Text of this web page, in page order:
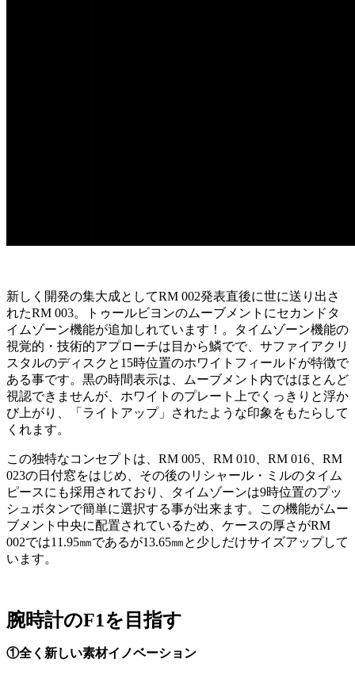
新しく開発の集大成としてRM 002発表直後に世に送り出さ
れたRM 003。トゥールビヨンのムーブメントにセカンドタ
イムゾーン機能が追加しれています！。タイムゾーン機能の
視覚的・技術的アプローチは目から鱗でで、サファイアクリ
スタルのディスクと15時位置のホワイトフィールドが特徴で
ある事です。黒の時間表示は、ムーブメント内ではほとんど
視認できませんが、ホワイトのプレート上でくっきりと浮か
び上がり、「ライトアップ」されたような印象をもたらして
くれます。
この独特なコンセプトは、 RM 005 RM 010 RM 016
RM
023の日付窓をはじめ、その後のリシャール・ミルのタイム
ピースにも採用されており、タイムゾーンは9時位置のプッ
シュボタンで簡単に選択する事が出来ます。この機能がムー
ブメント中央に配置されているため、ケースの厚さがRM
002では11.95㎜であるが13.65㎜と少しだけサイズアップして
います。
腕時計のF1を目指す
①全く新しい素材イノベーション